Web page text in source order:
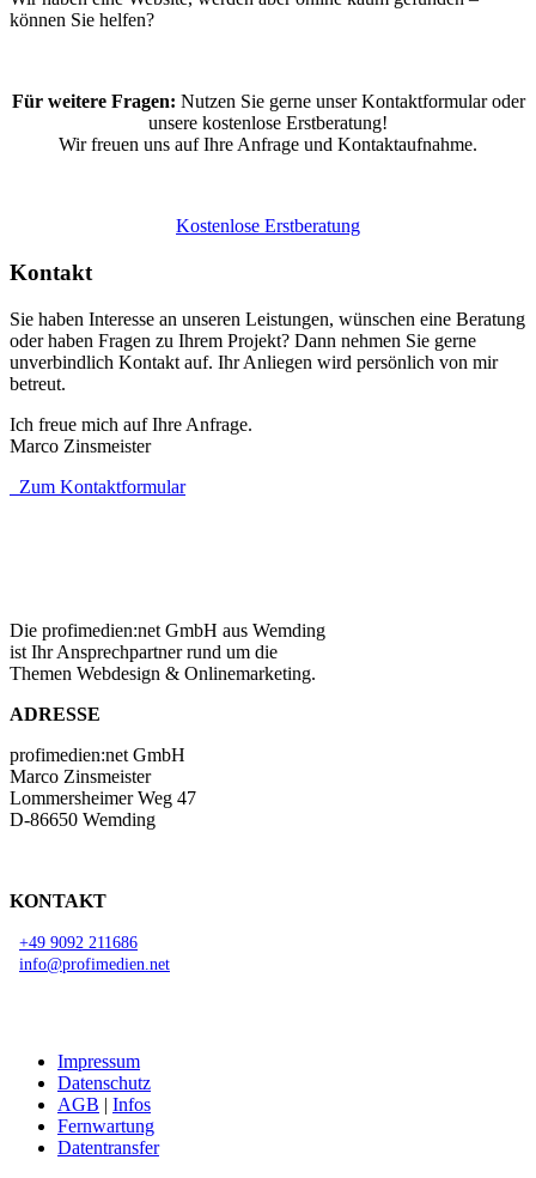
können Sie helfen?
Für weitere Fragen: Nutzen Sie gerne unser Kontaktformular oder
unsere kostenlose Erstberatung!
Wir freuen uns auf Ihre Anfrage und Kontaktaufnahme.
Kostenlose Erstberatung
Kontakt
Sie haben Interesse an unseren Leistungen, wünschen eine Beratung
oder haben Fragen zu Ihrem Projekt? Dann nehmen Sie gerne
unverbindlich Kontakt auf. Ihr Anliegen wird persönlich von mir
betreut.
Ich freue mich auf Ihre Anfrage.
Marco Zinsmeister
Zum Kontaktformular
Die profimedien:net GmbH aus Wemding
ist Ihr Ansprechpartner rund um die
Themen Webdesign & Onlinemarketing.
ADRESSE
profimedien:net GmbH
Marco Zinsmeister
Lommersheimer Weg 47
D-86650 Wemding
KONTAKT
+49 9092 211686
info@profimedien.net
Impressum
Datenschutz
AGB | Infos
Fernwartung
Datentransfer